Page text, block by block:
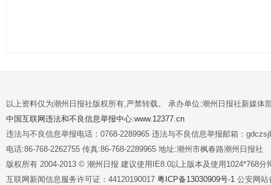
以上资料仅为潮州日报社版权所有,严禁转载。 承办单位:潮州日报社新媒体
中国互联网违法和不良信息举报中心:www.12377.cn
违法与不良信息举报电话：0768-2289965 违法与不良信息举报邮箱：
电话:86-768-2262755 传真:86-768-2289965 地址:潮州市枫春路潮州日报社
版权所有 2004-2013 © 潮州日报 建议使用IE8.0以上版本及使用1024*768分
互联网新闻信息服务许可证：44120190017 粤ICP备13030909号-1 公安网站